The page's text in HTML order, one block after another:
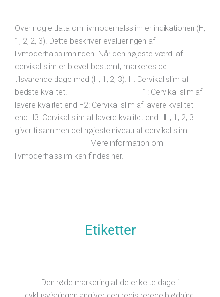
Over nogle data om livmoderhalsslim er indikationen (H,
1, 2, 2, 3). Dette beskriver evalueringen af
livmoderhalsslimhinden. Når den højeste værdi af
cervikal slim er blevet bestemt, markeres de
tilsvarende dage med (H, 1, 2, 3). H: Cervikal slim af
bedste kvalitet.______________________1: Cervikal slim af
lavere kvalitet end H2: Cervikal slim af lavere kvalitet
end H3: Cervikal slim af lavere kvalitet end HH, 1, 2, 3
giver tilsammen det højeste niveau af cervikal slim.
______________________Mere information om
livmoderhalsslim kan findes her.
Etiketter
Den røde markering af de enkelte dage i
cyklusvisningen angiver den registrerede blødning.